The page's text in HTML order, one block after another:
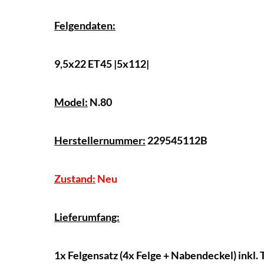
Felgendaten:
9,5x22 ET45 |5x112|
Model: N.80
Herstellernummer: 229545112B
Zustand: Neu
Lieferumfang:
1x Felgensatz (4x Felge + Nabendeckel)